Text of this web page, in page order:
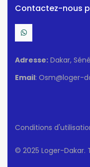
Contactez-nous
Adresse: Dakar,
Email: Osm@loger-
Conditions
© 2025 Loger-Dakar.